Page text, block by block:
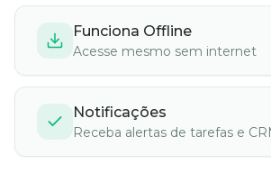
Funciona Offline
Acesse mesmo sem internet
Notificações
Receba alertas de tarefas e